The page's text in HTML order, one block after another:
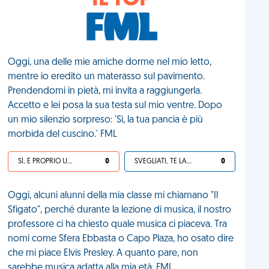
Oggi, una delle mie amiche dorme nel mio letto,
mentre io eredito un materasso sul pavimento.
Prendendomi in pietà, mi invita a raggiungerla.
Accetto e lei posa la sua testa sul mio ventre. Dopo
un mio silenzio sorpreso: 'Sì, la tua pancia è più
morbida del cuscino.' FML
SÌ, È PROPRIO UNA VDM! 0 SVEGLIATI, TE LA SEI CERCATA! 0
Oggi, alcuni alunni della mia classe mi chiamano "Il
Sfigato", perché durante la lezione di musica, il nostro
professore ci ha chiesto quale musica ci piaceva. Tra
nomi come Sfera Ebbasta o Capo Plaza, ho osato dire
che mi piace Elvis Presley. A quanto pare, non